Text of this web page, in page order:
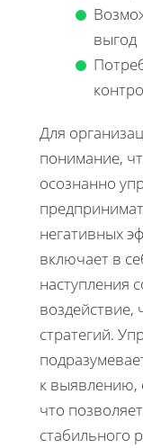
выгод
Для
понимание,
осознанно
негативных
включает в
наступления
воздействие,
стратегий.
к выявлению,
что
стабильного